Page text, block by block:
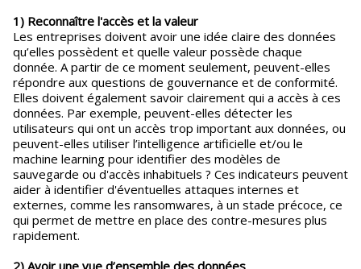
1) Reconnaître l'accès et la valeur
Les entreprises doivent avoir une idée claire des données
qu’elles possèdent et quelle valeur possède chaque
donnée. A partir de ce moment seulement, peuvent-elles
répondre aux questions de gouvernance et de conformité.
Elles doivent également savoir clairement qui a accès à ces
données. Par exemple, peuvent-elles détecter les
utilisateurs qui ont un accès trop important aux données, ou
peuvent-elles utiliser l’intelligence artificielle et/ou le
machine learning pour identifier des modèles de
sauvegarde ou d'accès inhabituels ? Ces indicateurs peuvent
aider à identifier d'éventuelles attaques internes et
externes, comme les ransomwares, à un stade précoce, ce
qui permet de mettre en place des contre-mesures plus
rapidement.